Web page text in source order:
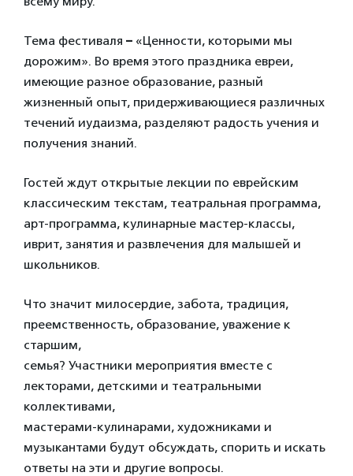
Тема фестиваля – «Ценности, которыми мы
дорожим». Во время этого праздника евреи,
имеющие разное образование, разный
жизненный опыт, придерживающиеся различных
течений иудаизма, разделяют радость учения и
получения знаний.
Гостей ждут открытые лекции по еврейским
классическим текстам, театральная программа,
арт-программа, кулинарные мастер-классы,
иврит, занятия и развлечения для малышей и
школьников.
Что значит милосердие, забота, традиция,
преемственность, образование, уважение к
старшим,
семья? Участники мероприятия вместе с
лекторами, детскими и театральными
коллективами,
мастерами-кулинарами, художниками и
музыкантами будут обсуждать, спорить и искать
ответы на эти и другие вопросы.